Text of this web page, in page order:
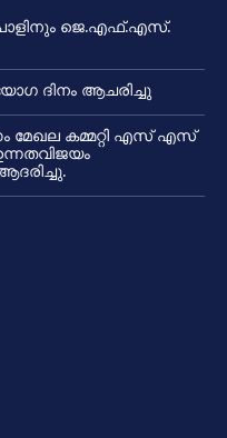
ജെ.എഫ്.എസ്.
ദിനം ആചരിച്ചു
കമ്മറ്റി എസ് എസ്